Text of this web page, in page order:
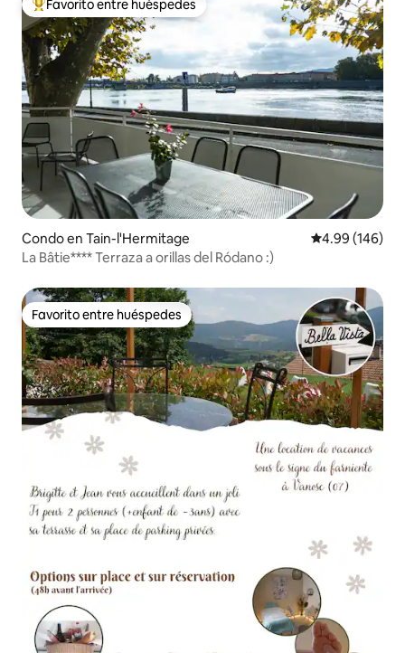
Favorito entre huéspedes preferido
Favorito entre huéspedes
Condo en Tain-l'Hermitage Calificación
4.99 (146)
La Bâtie**** Terraza a orillas del Ródano :)
Favorito entre huéspedes
Favorito entre huéspedes